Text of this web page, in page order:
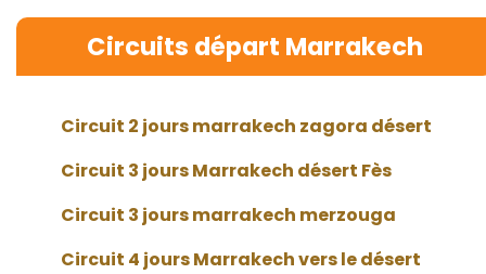
Circuits départ Marrakech
Circuit 2 jours marrakech zagora désert
Circuit 3 jours Marrakech désert Fès
Circuit 3 jours marrakech merzouga
Circuit 4 jours Marrakech vers le désert